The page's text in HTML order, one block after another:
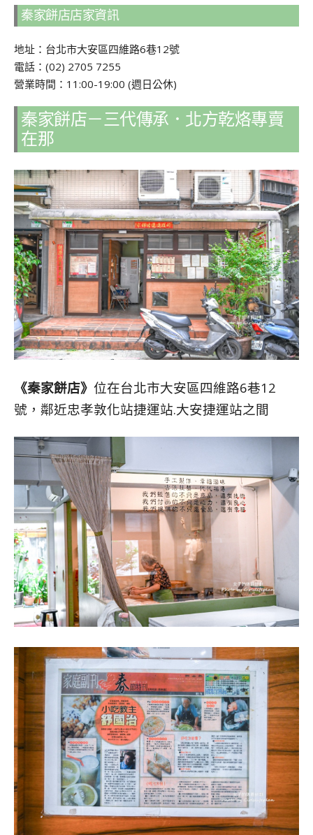
秦家餅店店家資訊
地址：台北市大安區四維路6巷12號
電話：(02) 2705 7255
營業時間：11:00-19:00 (週日公休)
秦家餅店－三代傳承．北方乾烙專賣
在那
《秦家餅店》 位在台北市大安區四維路6巷12
號，鄰近忠孝敦化站捷運站.大安捷運站之間